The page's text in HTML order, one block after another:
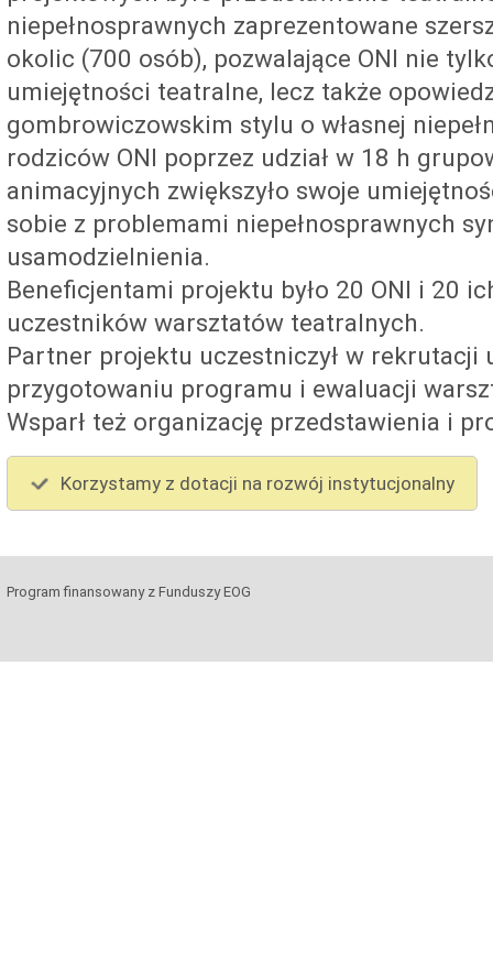
niepełnosprawnych zaprezentowane
okolic (700 osób), pozwalające ONI nie
umiejętności teatralne, lecz także
gombrowiczowskim stylu o własnej
rodziców ONI poprzez udział w 18 h
animacyjnych zwiększyło swoje
sobie z problemami niepełnosprawnych
usamodzielnienia.
Beneficjentami projektu było 20 ONI i 20
uczestników warsztatów teatralnych.
Partner projektu uczestniczył w rekrutacji
przygotowaniu programu i ewaluacji
Wsparł też organizację przedstawienia i
Korzystamy z dotacji na rozwój instytucjonalny
Program finansowany z Funduszy EOG